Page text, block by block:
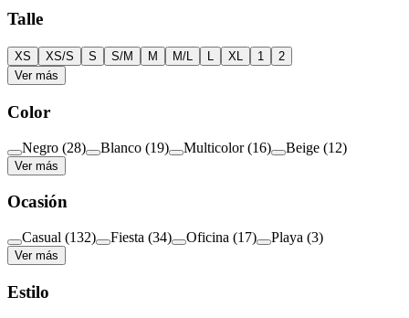
Talle
XS XS/S S S/M M M/L L XL 1
2
Ver más
Color
Negro (28) Blanco (19) Multicolor (16) Beige (12)
Ver más
Ocasión
Casual (132) Fiesta (34) Oficina (17) Playa (3)
Ver más
Estilo